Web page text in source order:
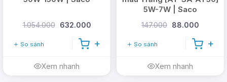
1.054.000 632.000
So sánh
Xem nhanh
5W-7W | Saco
147.000 88.000
So sánh
Xem nhanh